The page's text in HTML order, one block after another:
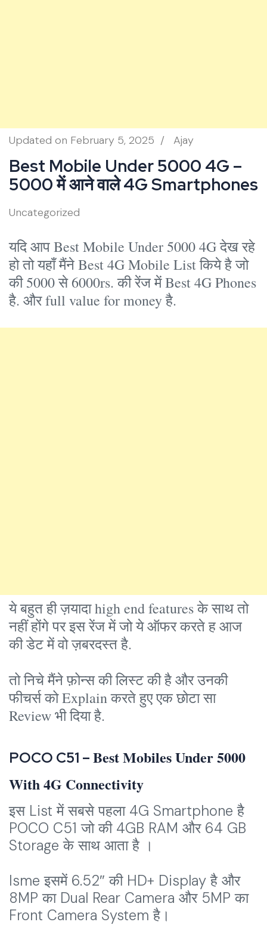
Updated on February 5, 2025 / Ajay
Best Mobile Under 5000 4G –
5000 में आने वाले 4G Smartphones
Uncategorized
यदि आप Best Mobile Under 5000 4G देख रहे
हो तो यहाँ मैंने Best 4G Mobile List किये है जो
की 5000 से 6000rs. की रेंज में Best 4G Phones
है. और full value for money है.
ये बहुत ही ज़यादा high end features के साथ तो
नहीं होंगे पर इस रेंज में जो ये ऑफर करते ह आज
की डेट में वो ज़बरदस्त है.
तो निचे मैंने फ़ोन्स की लिस्ट की है और उनकी
फीचर्स को Explain करते हुए एक छोटा सा
Review भी दिया है.
POCO C51 –Best Mobiles Under 5000
With 4G Connectivity
इस List में सबसे पहला 4G Smartphone है
POCO C51 जो की 4GB RAM और 64 GB
Storage के साथ आता है ।
Isme इसमें 6.52″ की HD+ Display है और
8MP का Dual Rear Camera और 5MP का
Front Camera System है।